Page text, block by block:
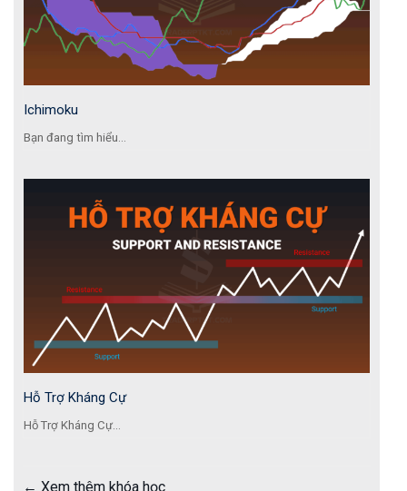
Ichimoku
Bạn đang tìm hiểu...
Hỗ Trợ Kháng Cự
Hỗ Trợ Kháng Cự...
Xem thêm khóa học